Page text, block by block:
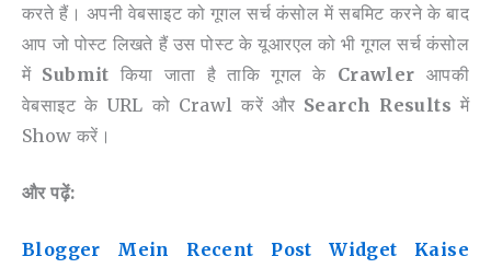
करते हैं। अपनी वेबसाइट को गूगल सर्च कंसोल में सबमिट करने के बाद
आप जो पोस्ट लिखते हैं उस पोस्ट के यूआरएल को भी गूगल सर्च कंसोल
में Submit किया जाता है ताकि गूगल के Crawler आपकी
वेबसाइट के URL को Crawl करें और Search Results में
Show करें।
और पढ़ें:
Blogger Mein Recent Post Widget Kaise